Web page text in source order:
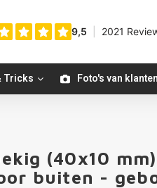
Tricks Foto's van klanten
(40x10
buiten -